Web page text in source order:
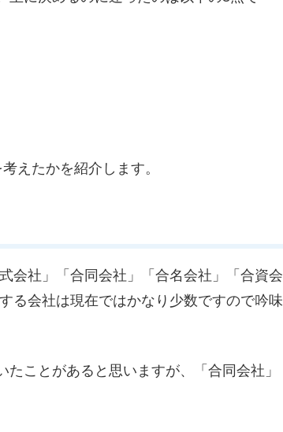
えたかを紹介します。
会社」「合同会社」「合名会社」「合資会
る会社は現在ではかなり少数ですので吟味
ことがあると思いますが、「合同会社」